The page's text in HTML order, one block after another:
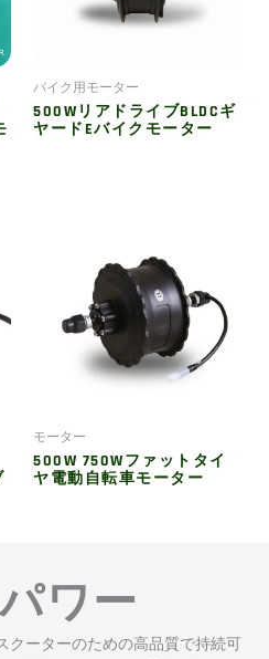
バイク用モーター
500WリアドライブBLDCギ
ヤードEバイクモーター
モーター
500W 750Wファットタイ
ヤ電動自転車モーター
ワー
クーターのための高品質で持続可